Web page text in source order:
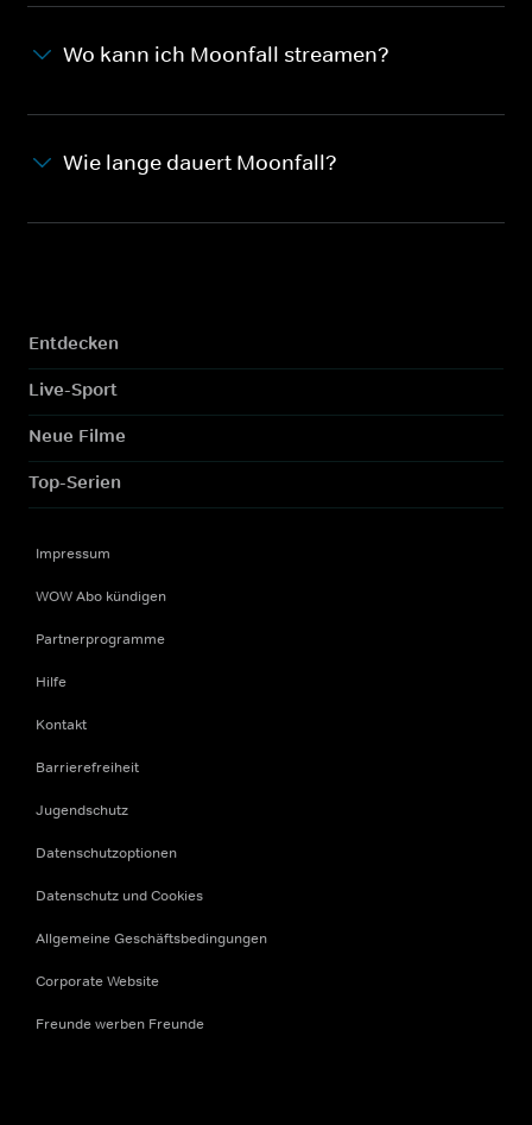
Wo kann ich Moonfall streamen?
Wie lange dauert Moonfall?
Entdecken
Live-Sport
Neue Filme
Top-Serien
Impressum
WOW Abo kündigen
Partnerprogramme
Hilfe
Kontakt
Barrierefreiheit
Jugendschutz
Datenschutzoptionen
Datenschutz und Cookies
Allgemeine Geschäftsbedingungen
Corporate Website
Freunde werben Freunde